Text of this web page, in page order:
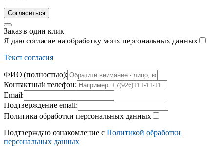
Согласиться
Заказ в один клик
Я даю согласие на обработку моих персональных данных
Текст согласия
ФИО (полностью):
Контактный телефон:
Email:
Подтверждение email:
Политика обработки персональных данных
Подтверждаю ознакомление с Политикой обработки
персональных данных